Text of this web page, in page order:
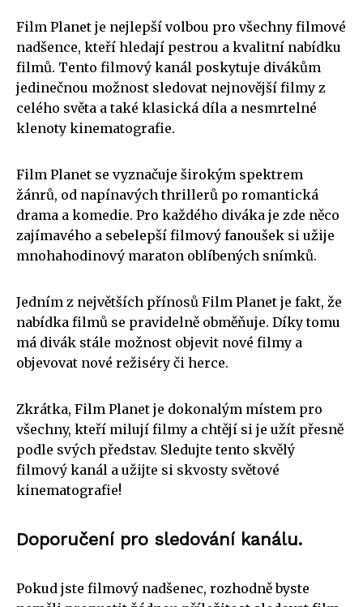
Film Planet je nejlepší volbou pro všechny filmové
nadšence, kteří hledají pestrou a kvalitní nabídku
filmů. Tento filmový kanál poskytuje divákům
jedinečnou možnost sledovat nejnovější filmy z
celého světa a také klasická díla a nesmrtelné
klenoty kinematografie.
Film Planet se vyznačuje širokým spektrem
žánrů, od napínavých thrillerů po romantická
drama a komedie. Pro každého diváka je zde něco
zajímavého a sebelepší filmový fanoušek si užije
mnohahodinový maraton oblíbených snímků.
Jedním z největších přínosů Film Planet je fakt, že
nabídka filmů se pravidelně obměňuje. Díky tomu
má divák stále možnost objevit nové filmy a
objevovat nové režiséry či herce.
Zkrátka, Film Planet je dokonalým místem pro
všechny, kteří milují filmy a chtějí si je užít přesně
podle svých představ. Sledujte tento skvělý
filmový kanál a užijte si skvosty světové
kinematografie!
Doporučení pro sledování kanálu.
Pokud jste filmový nadšenec, rozhodně byste